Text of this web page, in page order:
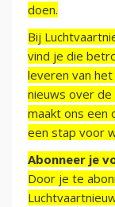
doen.
Bij
vind je die
leveren van
nieuws over
maakt ons een
een stap voor
Abonneer je
Door je te